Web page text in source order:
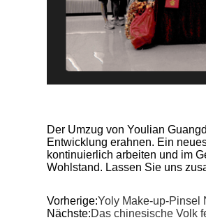
Der Umzug von Youlian
Entwicklung erahnen. Ein
kontinuierlich arbeiten und im
Wohlstand. Lassen Sie uns
Vorherige:Yoly Make-up-Pinsel
Nächste:Das chinesische Volk